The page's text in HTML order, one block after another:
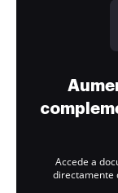
Accede a
directamente